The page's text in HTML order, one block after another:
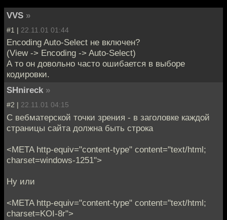
VVS »
#1 | 22.11.01 01:44
Encoding Auto-Select не включен?
(View -> Encoding -> Auto-Select)
А то он довольно часто ошибается в выборе
кодировки.
SHnireck »
#2 | 22.11.01 04:15
С вебматерской точки зрения - в заголовке каждой
страницы сайта должна быть строка
<META http-equiv="content-type" content="text/html;
charset=windows-1251">
Ну или
<META http-equiv="content-type" content="text/html;
charset=KOI-8r">